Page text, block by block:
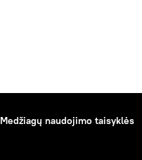
Medžiagų naudojimo taisyklės